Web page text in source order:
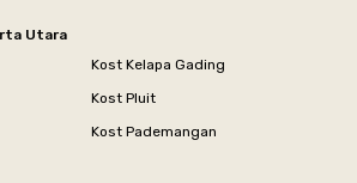
Utara
Kost Kelapa Gading
Kost Pluit
Kost Pademangan